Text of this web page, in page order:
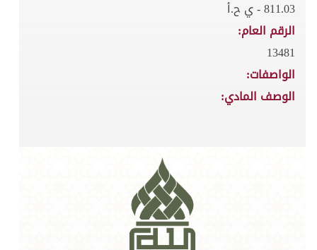
811.03 - ي ح.أ
الرقم العام:
13481
الواصفات:
الوصف المادي: